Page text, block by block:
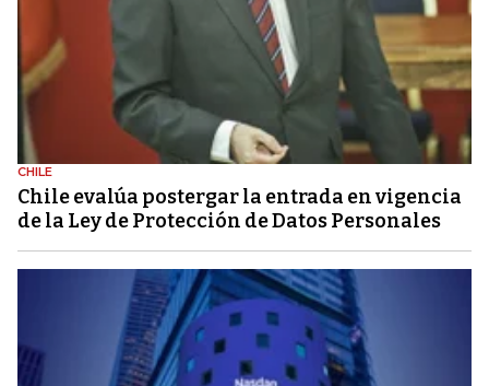
CHILE
Chile evalúa postergar la entrada en vigencia
de la Ley de Protección de Datos Personales